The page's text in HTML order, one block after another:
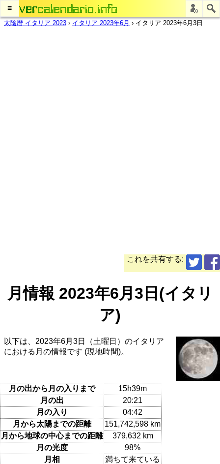
≡
太陰暦 イタリア 2023 › イタリア 2023年6月 › イタリア 2023年6月3日
これを共有する:
月情報 2023年6月3日(イタリ
ア)
以下は、2023年6月3日（土曜日）のイタリア
における月の情報です (現地時間)。
月の出から月の入りまで
15h39m
月の出
20:21
月の入り
04:42
月から太陽までの距離
151,742,598 km
月から地球の中心までの距離
379,632 km
月の光度
98%
月相
満ちて来ている